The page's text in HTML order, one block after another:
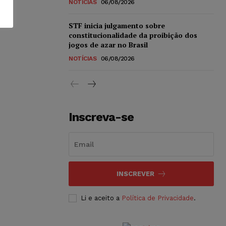
NOTÍCIAS 06/08/2026
STF inicia julgamento sobre
constitucionalidade da proibição dos
jogos de azar no Brasil
NOTÍCIAS 06/08/2026
Inscreva-se
INSCREVER
Li e aceito a Política de Privacidade.